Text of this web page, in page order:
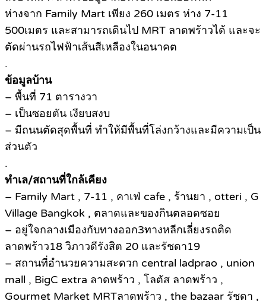
ห่างจาก Family Mart เพียง 260 เมตร ห่าง 7-11
500เมตร และสามารถเดินไป MRT ลาดพร้าวได้ และจะ
ตัดผ่านรถไฟฟ้าเส้นสีเหลืองในอนาคต
.
ข้อมูลบ้าน
– พื้นที่ 71 ตารางวา
– เป็นซอยตัน เงียบสงบ
– มีถนนตัดสุดพื้นที่ ทำให้มีพื้นที่โล่งกว้างและมีความเป็น
ส่วนตัว
.
ทำเล/สถานที่ใกล้เคียง
– Family Mart , 7-11 , คาเฟ่ cafe , ร้านยา , otteri , G
Village Bangkok , ตลาดและของกินตลอดซอย
– อยู่ใจกลางเมืองกับทางออก3ทางหลีกเลี่ยงรถติด
ลาดพร้าว18 วิภาวดีรังสิต 20 และรัชดา19
– สถานที่อำนวยความสะดวก central ladprao , union
mall , BigC extra ลาดพร้าว , โลตัส ลาดพร้าว ,
Gourmet Market MRTลาดพร้าว , the bazaar รัชดา ,